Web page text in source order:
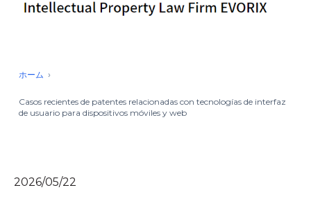
ホーム
Casos recientes de patentes relacionadas con tecnologías de interfaz
de usuario para dispositivos móviles y web
2026/05/22